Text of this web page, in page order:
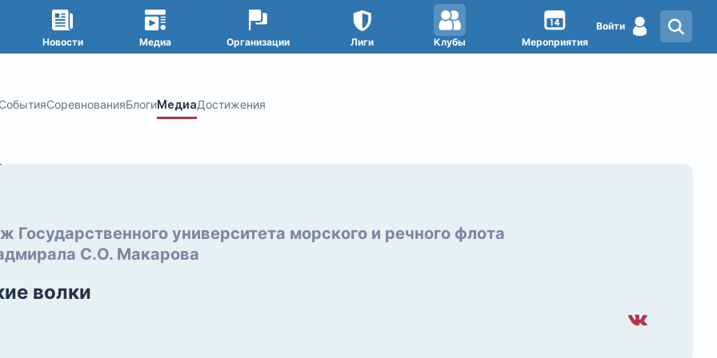
Войти
Новости Медиа Организации Лиги Клубы Мероприятия
СобытияСоревнованияБлогиМедиаДостижения
Государственного университета морского и речного флота
С.О. Макарова
волки